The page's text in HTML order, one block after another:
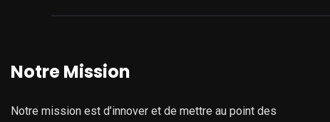
Notre Mission
Notre mission est d’innover et de mettre au point des